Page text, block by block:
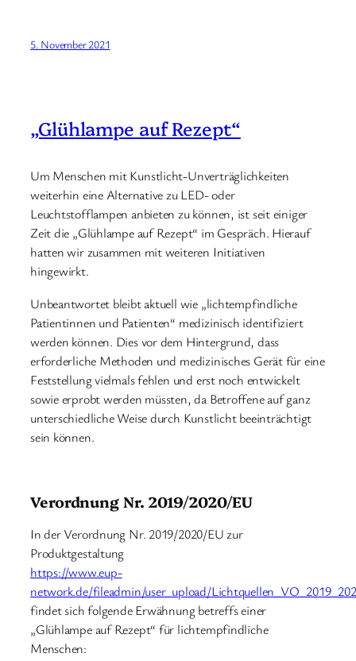
5. November 2021
„Glühlampe auf Rezept“
Um Menschen mit Kunstlicht-Unverträglichkeiten
weiterhin eine Alternative zu LED- oder
Leuchtstofflampen anbieten zu können, ist seit einiger
Zeit die „Glühlampe auf Rezept“ im Gespräch. Hierauf
hatten wir zusammen mit weiteren Initiativen
hingewirkt.
Unbeantwortet bleibt aktuell wie „lichtempfindliche
Patientinnen und Patienten“ medizinisch identifiziert
werden können. Dies vor dem Hintergrund, dass
erforderliche Methoden und medizinisches Gerät für eine
Feststellung vielmals fehlen und erst noch entwickelt
sowie erprobt werden müssten, da Betroffene auf ganz
unterschiedliche Weise durch Kunstlicht beeinträchtigt
sein können.
Verordnung Nr. 2019/2020/EU
In der Verordnung Nr. 2019/2020/EU zur
Produktgestaltung
https://www.eup-
network.de/fileadmin/user_upload/
findet sich folgende Erwähnung betreffs einer
„Glühlampe auf Rezept“ für lichtempfindliche
Menschen: